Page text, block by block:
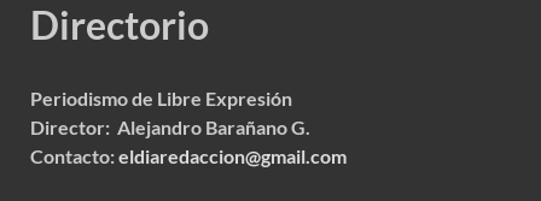
Directorio
Periodismo de Libre Expresión
Director: Alejandro Barañano G.
Contacto:eldiaredaccion@gmail.com